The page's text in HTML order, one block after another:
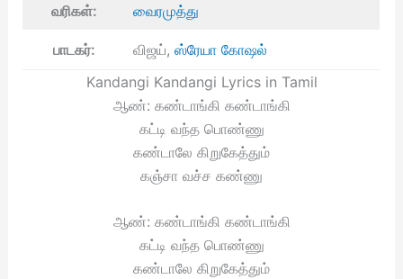
வரிகள்: வைரமுத்து
பாடகர்: விஜய், ஸ்ரேயா கோஷல்
Kandangi Kandangi Lyrics in Tamil
ஆண்: கண்டாங்கி கண்டாங்கி
கட்டி வந்த பொண்ணு
கண்டாலே கிறுகேத்தும்
கஞ்சா வச்ச கண்ணு
ஆண்: கண்டாங்கி கண்டாங்கி
கட்டி வந்த பொண்ணு
கண்டாலே கிறுகேத்தும்